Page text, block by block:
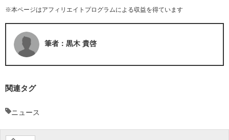
※本ページはアフィリエイトプログラムによる収益を得ています
筆者：黒木 貴啓
関連タグ
ニュース